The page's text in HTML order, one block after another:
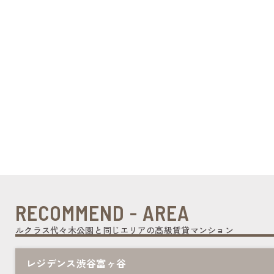
RECOMMEND - AREA
ルクラス代々木公園と同じエリアの高級賃貸マンション
レジデンス渋谷富ヶ谷